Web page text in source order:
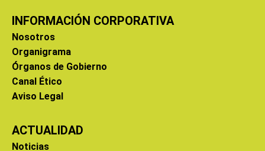
INFORMACIÓN CORPORATIVA
Nosotros
Organigrama
Órganos de Gobierno
Canal Ético
Aviso Legal
ACTUALIDAD
Noticias